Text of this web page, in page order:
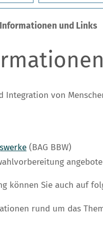
und Links
von
(BAG BBW)
können Sie auch auf
rund um das